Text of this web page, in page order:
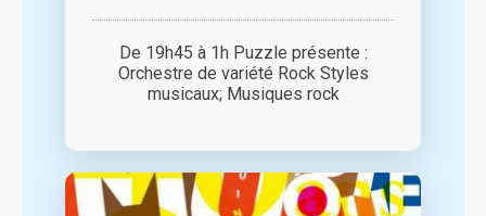
De 19h45 à 1h Puzzle présente :
Orchestre de variété Rock Styles
musicaux; Musiques rock